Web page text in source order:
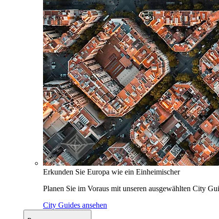
Erkunden Sie Europa wie ein Einheimischer
Planen Sie im Voraus mit unseren ausgewählten City
City Guides ansehen